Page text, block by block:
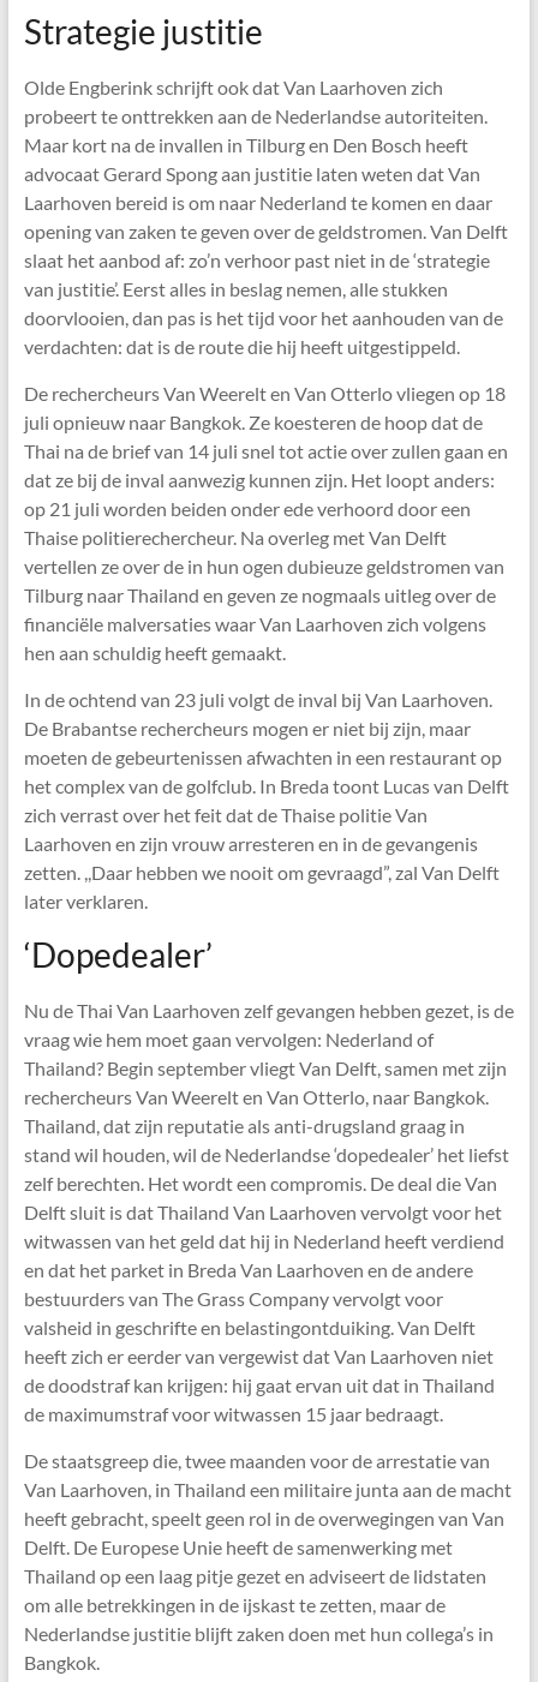
Strategie justitie
Olde Engberink schrijft ook dat Van Laarhoven zich
probeert te onttrekken aan de Nederlandse autoriteiten.
Maar kort na de invallen in Tilburg en Den Bosch heeft
advocaat Gerard Spong aan justitie laten weten dat Van
Laarhoven bereid is om naar Nederland te komen en daar
opening van zaken te geven over de geldstromen. Van Delft
slaat het aanbod af: zo’n verhoor past niet in de ‘strategie
van justitie’. Eerst alles in beslag nemen, alle stukken
doorvlooien, dan pas is het tijd voor het aanhouden van de
verdachten: dat is de route die hij heeft uitgestippeld.
De rechercheurs Van Weerelt en Van Otterlo vliegen op 18
juli opnieuw naar Bangkok. Ze koesteren de hoop dat de
Thai na de brief van 14 juli snel tot actie over zullen gaan en
dat ze bij de inval aanwezig kunnen zijn. Het loopt anders:
op 21 juli worden beiden onder ede verhoord door een
Thaise politierechercheur. Na overleg met Van Delft
vertellen ze over de in hun ogen dubieuze geldstromen van
Tilburg naar Thailand en geven ze nogmaals uitleg over de
financiële malversaties waar Van Laarhoven zich volgens
hen aan schuldig heeft gemaakt.
In de ochtend van 23 juli volgt de inval bij Van Laarhoven.
De Brabantse rechercheurs mogen er niet bij zijn, maar
moeten de gebeurtenissen afwachten in een restaurant op
het complex van de golfclub. In Breda toont Lucas van Delft
zich verrast over het feit dat de Thaise politie Van
Laarhoven en zijn vrouw arresteren en in de gevangenis
zetten. ,,Daar hebben we nooit om gevraagd”, zal Van Delft
later verklaren.
‘Dopedealer’
Nu de Thai Van Laarhoven zelf gevangen hebben gezet, is de
vraag wie hem moet gaan vervolgen: Nederland of
Thailand? Begin september vliegt Van Delft, samen met zijn
rechercheurs Van Weerelt en Van Otterlo, naar Bangkok.
Thailand, dat zijn reputatie als anti-drugsland graag in
stand wil houden, wil de Nederlandse ‘dopedealer’ het liefst
zelf berechten. Het wordt een compromis. De deal die Van
Delft sluit is dat Thailand Van Laarhoven vervolgt voor het
witwassen van het geld dat hij in Nederland heeft verdiend
en dat het parket in Breda Van Laarhoven en de andere
bestuurders van The Grass Company vervolgt voor
valsheid in geschrifte en belastingontduiking. Van Delft
heeft zich er eerder van vergewist dat Van Laarhoven niet
de doodstraf kan krijgen: hij gaat ervan uit dat in Thailand
de maximumstraf voor witwassen 15 jaar bedraagt.
De staatsgreep die, twee maanden voor de arrestatie van
Van Laarhoven, in Thailand een militaire junta aan de macht
heeft gebracht, speelt geen rol in de overwegingen van Van
Delft. De Europese Unie heeft de samenwerking met
Thailand op een laag pitje gezet en adviseert de lidstaten
om alle betrekkingen in de ijskast te zetten, maar de
Nederlandse justitie blijft zaken doen met hun collega’s in
Bangkok.